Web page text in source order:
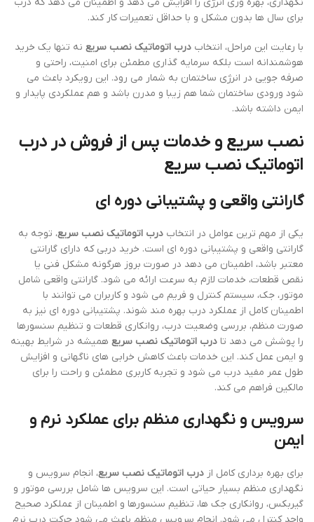
برای سال ها بدون مشکل و با حداقل تعمیرات کار کند.
با رعایت این مراحل، انتخاب درب اتوماتیک نصب سریع نه تنها یک خرید
هوشمندانه است بلکه سرمایه گذاری مطمئن برای امنیت، راحتی و
صرفه جویی در انرژی ساختمان به شمار می رود. این رویکرد باعث می
شود ورودی ساختمان شما هم زیبا و مدرن باشد و هم عملکردی پایدار و
ایمن داشته باشد.
نصب سریع و خدمات پس از فروش دردرب
اتوماتیک نصب سریع
گارانتی واقعی و پشتیبانی دوره ای
یکی از مهم ترین عوامل در انتخاب درب اتوماتیک نصب سریع، توجه به
گارانتی واقعی و پشتیبانی دوره ای است. خرید دربی که دارای گارانتی
معتبر باشد، اطمینان می دهد در صورت بروز هرگونه مشکل فنی یا
نقص قطعات، خدمات لازم به سرعت ارائه می شود. گارانتی واقعی شامل
موتور، جک، سیستم کنترل و فریم می شود و کاربران می توانند با
اطمینان کامل از عملکرد درب بهره مند شوند. پشتیبانی دوره ای نیز به
صورت منظم، بررسی وضعیت درب، روانکاری قطعات و تنظیم سنسورها
را پوشش می دهد تا درب اتوماتیک نصب سریع همیشه در شرایط بهینه
و ایمن عمل کند. این خدمات باعث کاهش خرابی های ناگهانی و افزایش
طول عمر مفید درب می شود و تجربه کاربری مطمئن و راحت را برای
مالکین فراهم می کند.
سرویس و نگهداری منظم برای عملکرد نرم و
ایمن
برای بهره برداری کامل از درب اتوماتیک نصب سریع، انجام سرویس و
نگهداری منظم بسیار حیاتی است. این سرویس ها شامل بررسی موتور و
گیربکس، روانکاری جک ها، تنظیم سنسورها و اطمینان از عملکرد صحیح